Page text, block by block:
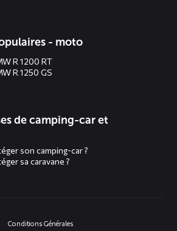
- moto
R 1200 RT
R 1250 GS
de camping-car et
son camping-car ?
sa caravane ?
Conditions Générales